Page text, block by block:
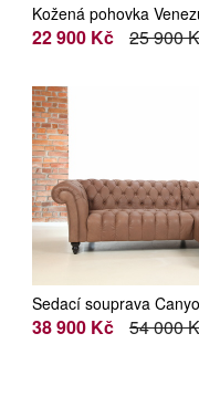
Kožená pohovka
22 900 Kč 25 900
Sedací souprava
Factory
38 900 Kč 54 000